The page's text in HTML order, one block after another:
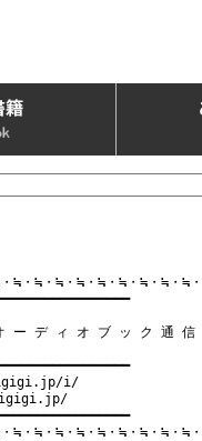
≒・≒・≒・≒・≒・≒・≒・≒・≒
ー デ ィ オ ブ ッ ク 通 信
i/
≒・≒・≒・≒・≒・≒・≒・≒・≒